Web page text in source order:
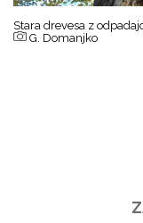
Stara drevesa z
G. Domanjko